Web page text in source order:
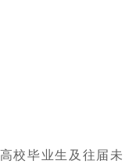
校毕业生及往届未